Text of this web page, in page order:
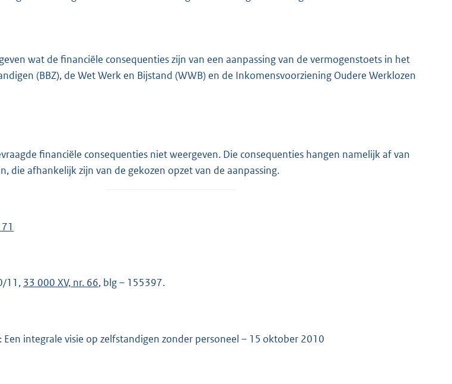
wat de financiële consequenties zijn van een aanpassing van de vermogenstoets in het
(BBZ), de Wet Werk en Bijstand (WWB) en de Inkomensvoorziening Oudere Werklozen
financiële consequenties niet weergeven. Die consequenties hangen namelijk af van
die afhankelijk zijn van de gekozen opzet van de aanpassing.
11, 33 000 XV, nr. 66, blg – 155397.
Een integrale visie op zelfstandigen zonder personeel – 15 oktober 2010